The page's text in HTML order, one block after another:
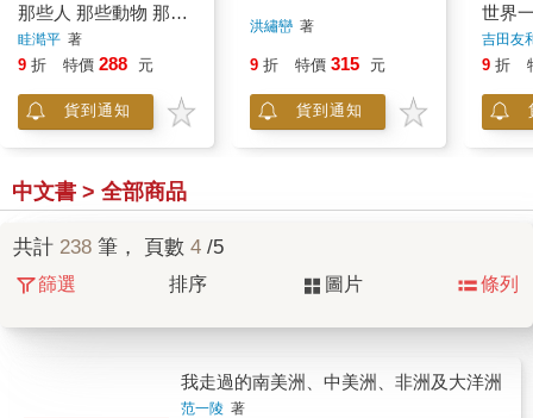
那些人 那些動物 那些
事
眭澔平 著
9 折 特價 288 元
貨到通知
洪繡巒 著
9 折 特價 315 元
貨到通知
世界
吉田友
9 折
中文書 > 全部商品
共計 238 筆， 頁數 4 /5
篩選 排序 圖片 條列
我走過的南美洲、中美洲、非洲及大洋洲
范一陵 著